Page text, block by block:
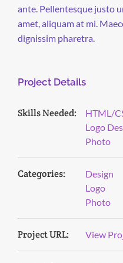
ante. Pellentesque justo
amet, aliquam at mi.
dignissim pharetra.
Project Details
Skills Needed:
HTML/
Logo
Photo
Categories:
Design
Logo
Photo
Project URL: View